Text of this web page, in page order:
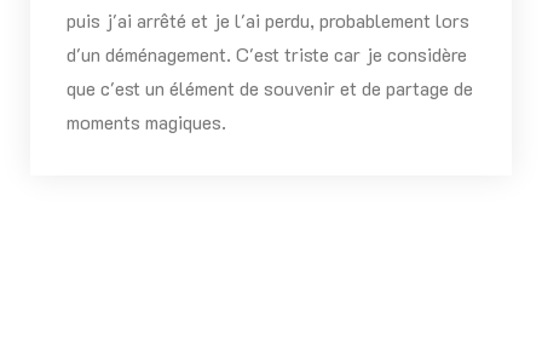
puis j'ai arrêté et je l'ai perdu, probablement lors
d'un déménagement. C'est triste car je considère
que c'est un élément de souvenir et de partage de
moments magiques.